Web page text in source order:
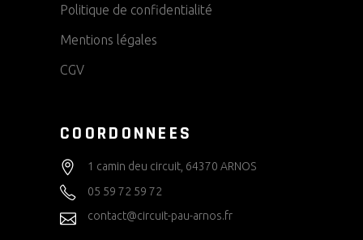
Politique de confidentialité
Mentions légales
CGV
COORDONNEES
1 camin deu circuit, 64370 ARNOS
05 59 72 59 72
contact@circuit-pau-arnos.fr